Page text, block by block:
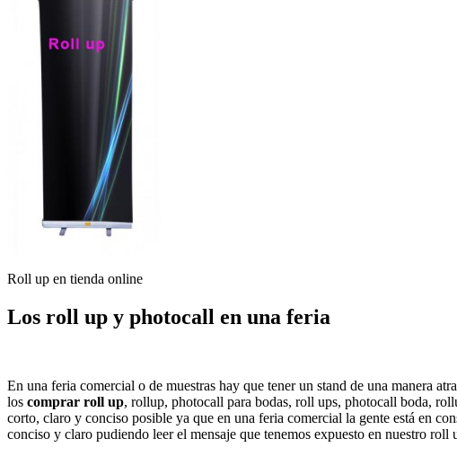
Roll up en tienda online
Los roll up y photocall en una feria
En una feria comercial o de muestras hay que tener un stand de una manera
los comprar roll up, rollup, photocall para bodas, roll ups, photocall boda,
corto, claro y conciso posible ya que en una feria comercial la gente está en
conciso y claro pudiendo leer el mensaje que tenemos expuesto en nuestro roll